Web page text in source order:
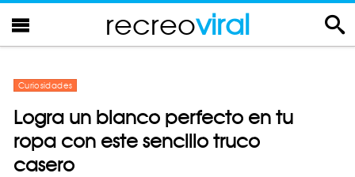
recreoviral
Curiosidades
Logra un blanco perfecto en tu
ropa con este sencillo truco
casero